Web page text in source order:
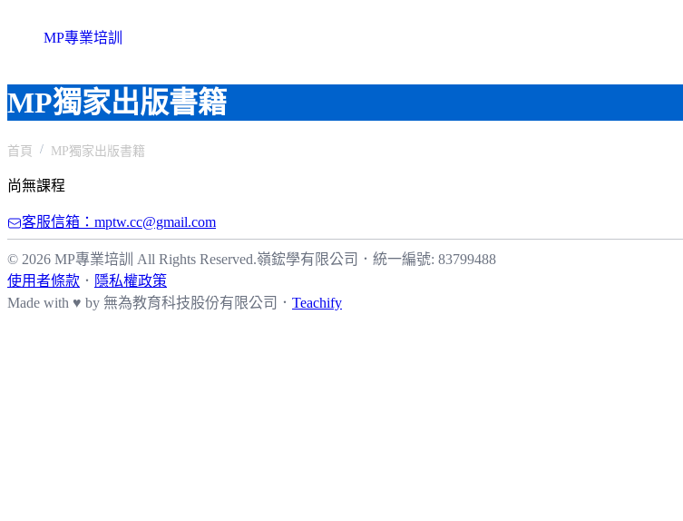
MP專業培訓
MP獨家出版書籍
首頁 MP獨家出版書籍
尚無課程
客服信箱：mptw.cc@gmail.com
© 2026 MP專業培訓 All Rights Reserved.嶺鋐學有限公司 ． 統一編號: 83799488
使用者條款 ． 隱私權政策
Made with ♥ by 無為教育科技股份有限公司． Teachify